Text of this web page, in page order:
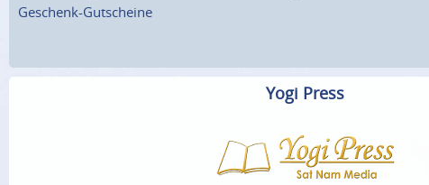
Geschenk-Gutscheine
Yogi Press